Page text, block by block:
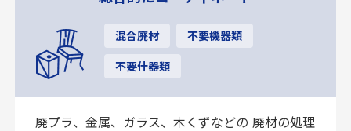
混合廃材 不要機器類
不要什器類
廃プラ、金属、ガラス、木くずなどの 廃材の処理